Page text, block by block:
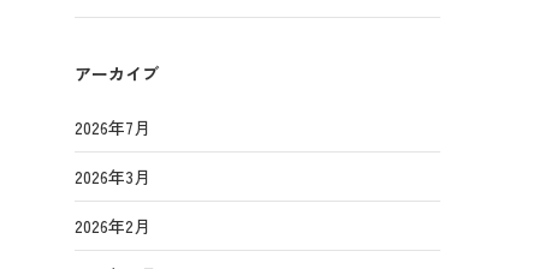
アーカイブ
2026年7月
2026年3月
2026年2月